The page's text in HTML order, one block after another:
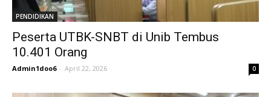
PENDIDIKAN
Peserta UTBK-SNBT di Unib Tembus
10.401 Orang
Admin1doo6 - April 22, 2026 0